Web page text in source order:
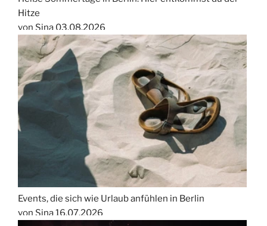
Hitze
von Sina 03.08.2026
Events, die sich wie Urlaub anfühlen in Berlin
von Sina16.07.2026